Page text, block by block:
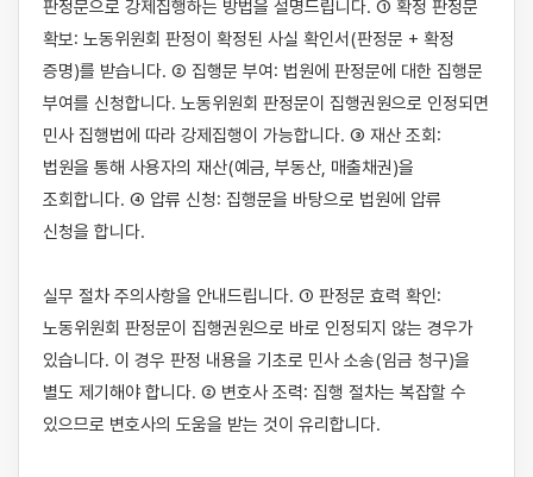
판정문으로 강제집행하는 방법을 설명드립니다. ① 확정 판정문
확보: 노동위원회 판정이 확정된 사실 확인서(판정문 + 확정
증명)를 받습니다. ② 집행문 부여: 법원에 판정문에 대한 집행문
부여를 신청합니다. 노동위원회 판정문이 집행권원으로 인정되면
민사 집행법에 따라 강제집행이 가능합니다. ③ 재산 조회:
법원을 통해 사용자의 재산(예금, 부동산, 매출채권)을
조회합니다. ④ 압류 신청: 집행문을 바탕으로 법원에 압류
신청을 합니다.
실무 절차 주의사항을 안내드립니다. ① 판정문 효력 확인:
노동위원회 판정문이 집행권원으로 바로 인정되지 않는 경우가
있습니다. 이 경우 판정 내용을 기초로 민사 소송(임금 청구)을
별도 제기해야 합니다. ② 변호사 조력: 집행 절차는 복잡할 수
있으므로 변호사의 도움을 받는 것이 유리합니다.